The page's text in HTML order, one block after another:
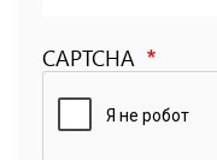
CAPTCHA